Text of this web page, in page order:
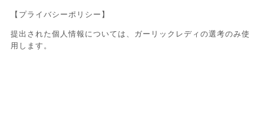
【プライバシーポリシー】
提出された個人情報については、ガーリックレディの選考のみ使
用します。